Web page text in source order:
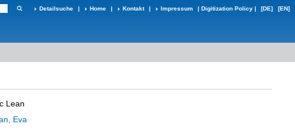
Detailsuche | Home | Kontakt | Impressum | Digitization Policy | [DE] [EN]
Lean
Eva